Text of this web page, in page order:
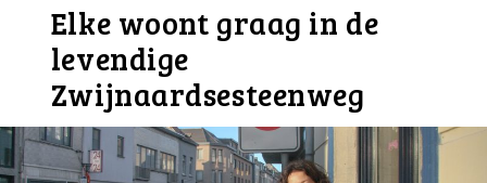
Elke woont graag in de
levendige
Zwijnaardsesteenweg